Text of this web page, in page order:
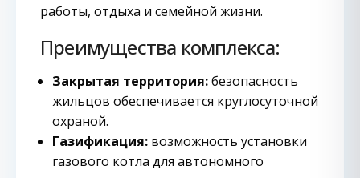
работы, отдыха и семейной жизни.
Преимущества комплекса:
Закрытая территория:безопасность
жильцов обеспечивается круглосуточной
охраной.
Газификация: возможность установки
газового котла для автономного